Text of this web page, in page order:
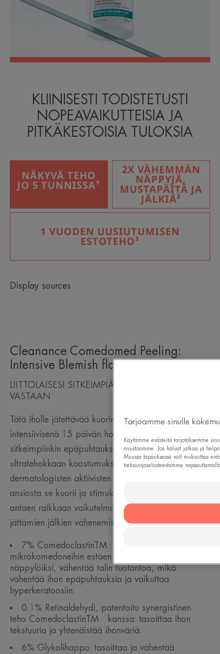
KLIINISESTI TODISTETUSTI
NOPEAVAIKUTTEISIA JA
PITKÄKESTOISIA TULOKSIA
NÄKYVÄ TEHO
JO 5 TUNNISSA¹
2X VÄHEMMÄN
NÄPPYJÄ,
MUSTAPÄITÄ JA
JÄLKIÄ²
1 VUODEN UUSIUTUMISEN
ESTOTEHO³
Display sources
Cleanance Comedomed Peeling:
Intensive Blemish flare-up Cream
LIITTOLAISESI SITKEIMPIÄ EPÄPUHTAUKSIA
VASTAAN
Tätä iholle jätettävää kuorintavoidetta käytetään
intensiivisenä 15 päivän hoitona iltaisin ja se tehoaa
sitkeimpiinkin epäpuhtauksiin. Ainutlaatuisen,
ultratehokkaan koostumuksensa ja patentoidun*
dermatologisten aktiivisten ainesosien yhdistelmän
ansiosta se kuorii ja stimuloi solujen uusiutumista
antaen raikkaan vaikutelman. Se edistää ja aknen
jättämien jälkien vähenemistä:
7% ComedoclastinTM : Kohdistuu
mikrokomedoneihin estäen niiden muuttumisen
näppylöiksi, vähentää talin tuotantoa, mikä
vähentää ihon epäpuhtauksia ja vaikuttaa
hyperkeratoosiin.
0.1% Retinaldehydi, patentoitu synergistinen
teho ComedoclastinTM kanssa: tasoittaa ihon
tekstuuria ja yhtenäistää ihonväriä.
6% Glykolihappo: tasoittaa ja vähentää
Tarjoamme sinulle
Käytämme evästeitä tarjotaksemme
sivustoamme. Jos haluat jatkaa ja
Muussa tapauksessa voit mukauttaa
tietosuojaselosteestamme